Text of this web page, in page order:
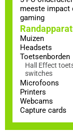
meeste impact
gaming
Muizen
Headsets
Toetsenborden
Hall Effect
switches
Microfoons
Printers
Webcams
Capture cards